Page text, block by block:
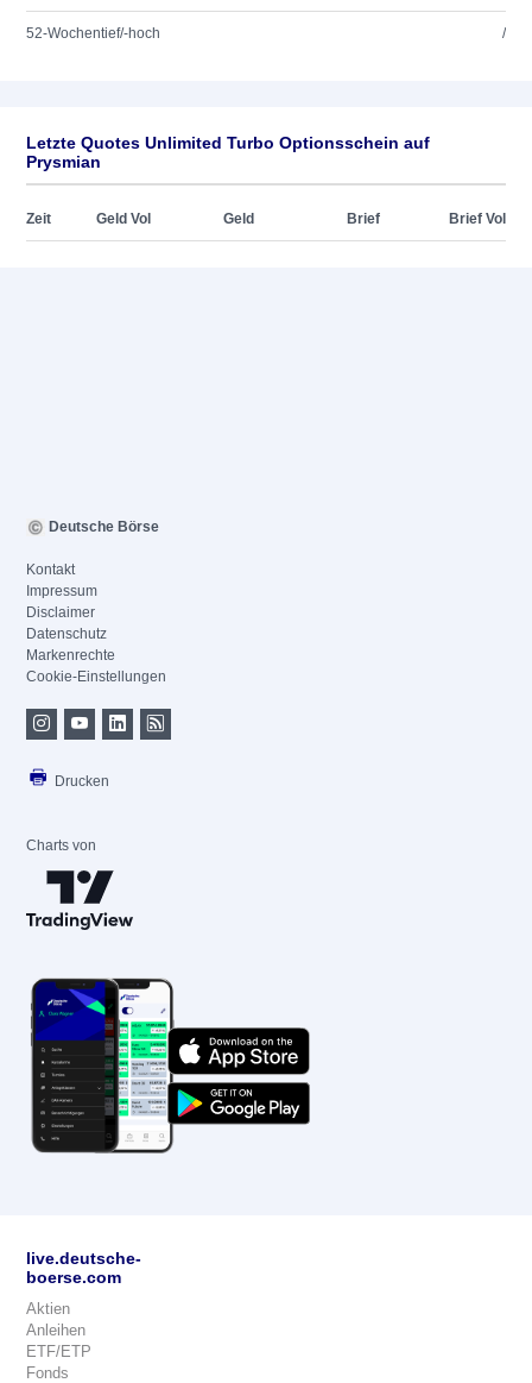
52-Wochentief/-hoch /
Letzte Quotes Unlimited Turbo Optionsschein auf
Prysmian
Zeit Geld Vol Geld Brief Brief Vol
Deutsche Börse
Kontakt
Impressum
Disclaimer
Datenschutz
Markenrechte
Cookie-Einstellungen
Drucken
Charts von
live.deutsche-
boerse.com
Aktien
Anleihen
ETF/ETP
Fonds